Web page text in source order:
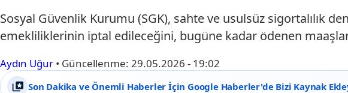
Sosyal Güvenlik Kurumu (SGK), sahte ve usulsüz sigortalılık
emekliliklerinin iptal edileceğini, bugüne kadar ödenen
Aydın Uğur • Güncellenme: 29.05.2026 - 19:02
Son Dakika ve Önemli Haberler İçin Google Haberler'de Bizi Kaynak